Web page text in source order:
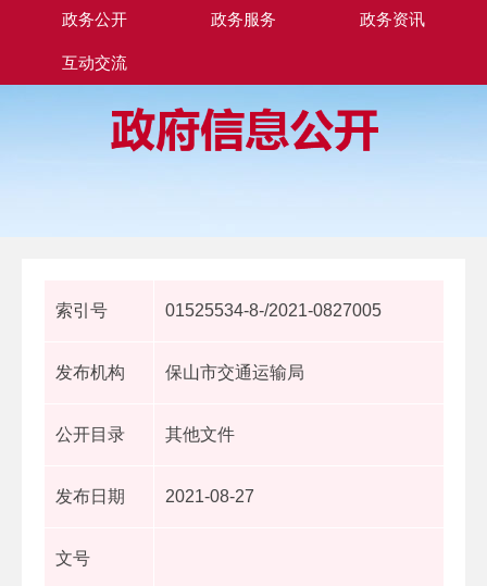
政务公开 政务服务 政务资讯
互动交流
索引号 01525534-8-/2021-0827005
发布机构 保山市交通运输局
公开目录 其他文件
发布日期 2021-08-27
文号